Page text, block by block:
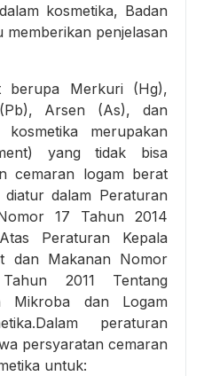
kosmetika, Badan
memberikan penjelasan
berupa Merkuri (Hg),
Arsen (As), dan
merupakan
yang tidak bisa
cemaran logam berat
dalam Peraturan
17 Tahun 2014
Peraturan Kepala
dan Makanan Nomor
Tahun 2011 Tentang
Mikroba dan Logam
peraturan
persyaratan cemaran
untuk: